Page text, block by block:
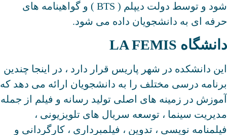
شود و توسط دولت دیپلم ( BTS ) و گواهینامه های
حرفه ای به دانشجویان داده می شود.
دانشگاه LA FEMIS
این دانشکده در شهر پاریس قرار دارد ، در اینجا چندین
برنامه درسی مختلف را به دانشجویان ارائه می دهد كه
آموزش در زمینه های اصلی تولید رسانه و فیلم از جمله
مدیریت سینما ، توسعه سریال های تلویزیونی ،
فیلمنامه نویسی ، تدوین ، فیلمبرداری ، كارگردانی و